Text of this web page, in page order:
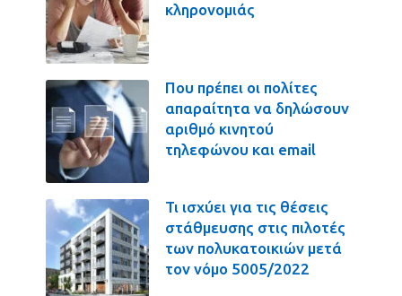
κληρονομιάς
Που πρέπει οι πολίτες
απαραίτητα να δηλώσουν
αριθμό κινητού
τηλεφώνου και email
Τι ισχύει για τις θέσεις
στάθμευσης στις πιλοτές
των πολυκατοικιών μετά
τον νόμο 5005/2022